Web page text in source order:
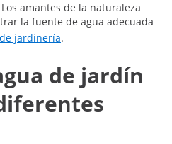
amantes de la naturaleza
la fuente de agua adecuada
jardinería.
de jardín